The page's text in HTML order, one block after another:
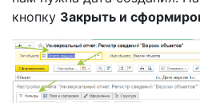
кнопку Закрыть и